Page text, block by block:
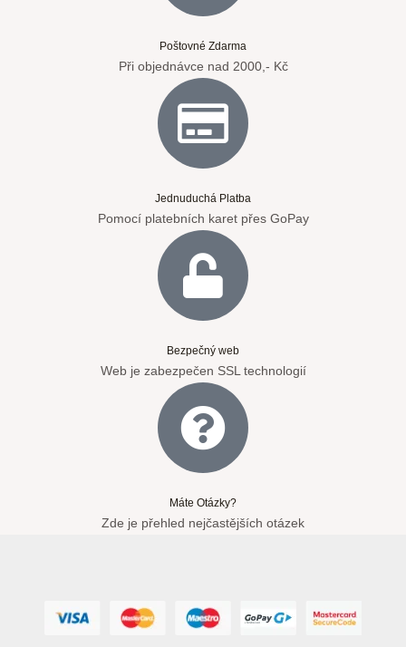
Poštovné Zdarma
Při objednávce nad 2000,- Kč
Jednuduchá Platba
Pomocí platebních karet přes GoPay
Bezpečný web
Web je zabezpečen SSL technologií
Máte Otázky?
Zde je přehled nejčastějších otázek